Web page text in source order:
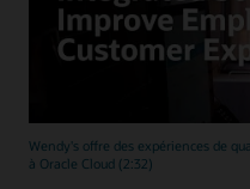
Wendy's offre des expériences de
à Oracle Cloud (2:32)